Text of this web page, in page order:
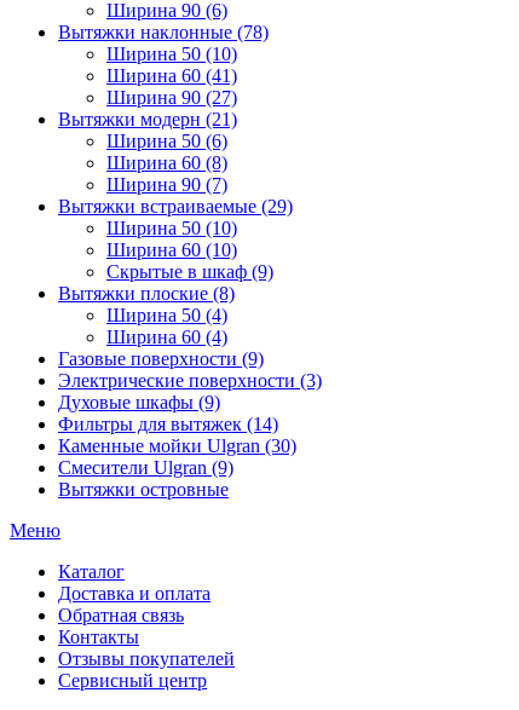
Ширина 90 (6)
Вытяжки наклонные (78)
Ширина 50 (10)
Ширина 60 (41)
Ширина 90 (27)
Вытяжки модерн (21)
Ширина 50 (6)
Ширина 60 (8)
Ширина 90 (7)
Вытяжки встраиваемые (29)
Ширина 50 (10)
Ширина 60 (10)
Скрытые в шкаф (9)
Вытяжки плоские (8)
Ширина 50 (4)
Ширина 60 (4)
Газовые поверхности (9)
Электрические поверхности (3)
Духовые шкафы (9)
Фильтры для вытяжек (14)
Каменные мойки Ulgran (30)
Смесители Ulgran (9)
Вытяжки островные
Меню
Каталог
Доставка и оплата
Обратная связь
Контакты
Отзывы покупателей
Сервисный центр